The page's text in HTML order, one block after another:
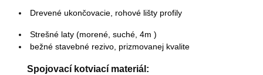
Drevené ukončovacie, rohové lišty profily
Strešné laty (morené, suché, 4m )
bežné stavebné rezivo, prizmovanej kvalite
Spojovací kotviací materiál: